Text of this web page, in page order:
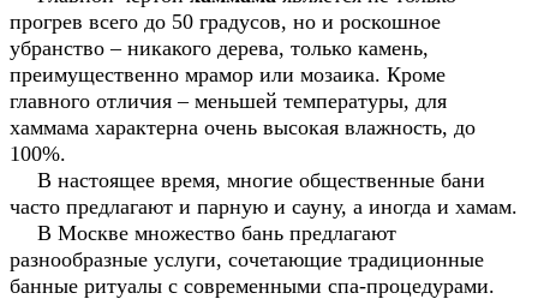
прогрев всего до 50 градусов, но и роскошное
убранство – никакого дерева, только камень,
преимущественно мрамор или мозаика. Кроме
главного отличия – меньшей температуры, для
хаммама характерна очень высокая влажность, до
100%.
В настоящее время, многие общественные бани
часто предлагают и парную и сауну, а иногда и хамам.
В Москве множество бань предлагают
разнообразные услуги, сочетающие традиционные
банные ритуалы с современными спа-процедурами.